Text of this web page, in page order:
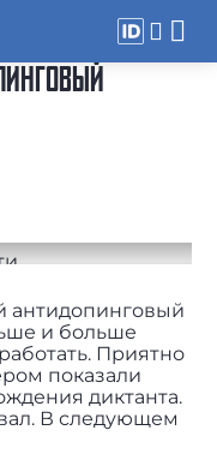
антидопинговый
и больше
Приятно
показали
диктанта.
В следующем